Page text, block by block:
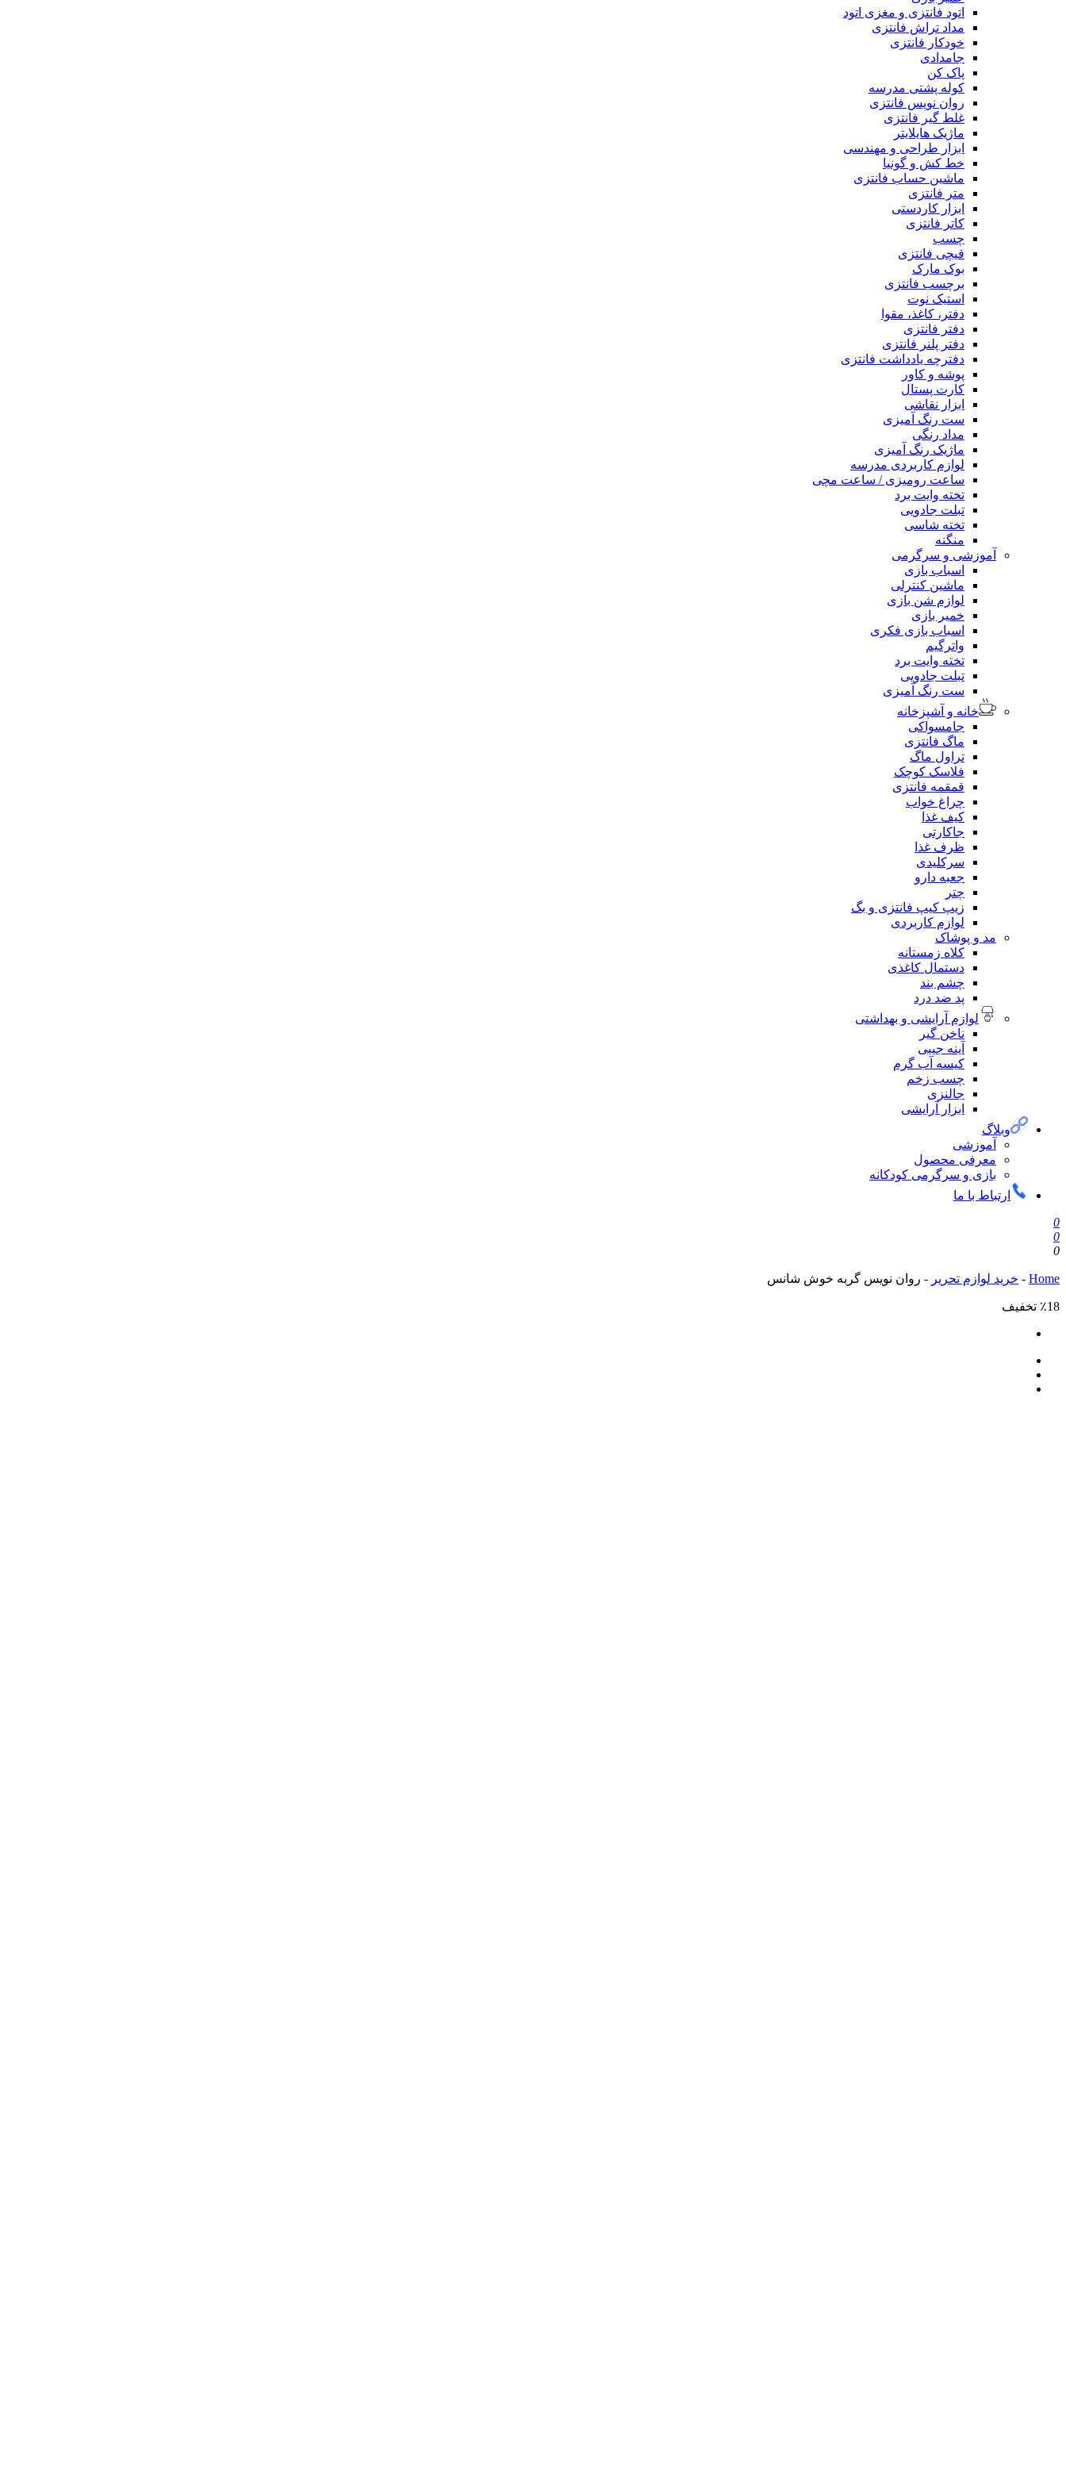
اتود فانتزی و مغزی اتود
مداد تراش فانتزی
خودکار فانتزی
جامدادی
پاک کن
کوله پشتی مدرسه
روان نویس فانتزی
غلط گیر فانتزی
ماژیک هایلایتر
ابزار طراحی و مهندسی
خط کش و گونیا
ماشین حساب فانتزی
متر فانتزی
ابزار کاردستی
کاتر فانتزی
چسب
قیچی فانتزی
بوک مارک
برچسب فانتزی
استیک نوت
دفتر، کاغذ، مقوا
دفتر فانتزی
دفتر پلنر فانتزی
دفترچه یادداشت فانتزی
پوشه و کاور
کارت پستال
ابزار نقاشی
ست رنگ آمیزی
مداد رنگی
ماژیک رنگ آمیزی
لوازم کاربردی مدرسه
ساعت رومیزی / ساعت مچی
تخته وایت برد
تبلت جادویی
تخته شاسی
منگنه
آموزشی و سرگرمی
اسباب بازی
ماشین کنترلی
لوازم شن بازی
خمیر بازی
اسباب بازی فکری
واترگیم
تخته وایت برد
تبلت جادویی
ست رنگ آمیزی
خانه و آشپزخانه
جامسواکی
ماگ فانتزی
تراول ماگ
فلاسک کوچک
قمقمه فانتزی
چراغ خواب
کیف غذا
جاکارتی
ظرف غذا
سرکلیدی
جعبه دارو
چتر
زیپ کیپ فانتزی و بگ
لوازم کاربردی
مد و پوشاک
کلاه زمستانه
دستمال کاغذی
چشم بند
پد ضد درد
لوازم آرایشی و بهداشتی
ناخن گیر
آینه جیبی
کیسه آب گرم
چسب زخم
جالنزی
ابزار آرایشی
وبلاگ
آموزشی
معرفی محصول
بازی و سرگرمی کودکانه
ارتباط با ما
0
0
0
Home
- خرید لوازم تحریر - روان نویس گربه خوش شانس
٪18 تخفیف